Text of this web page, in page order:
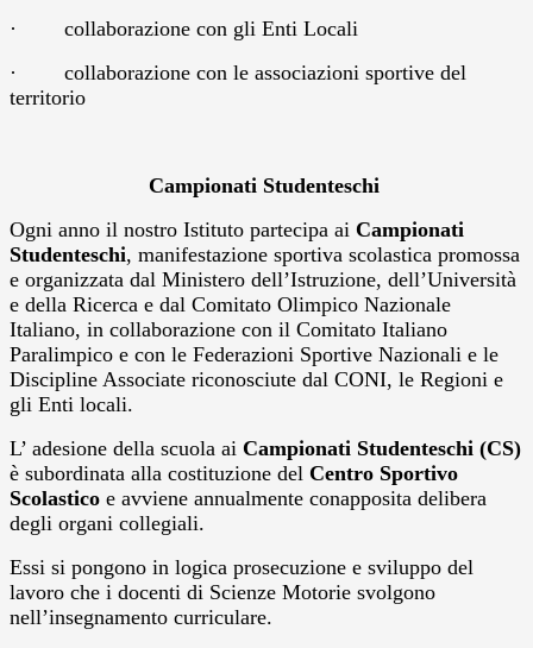
· collaborazione con gli Enti Locali
· collaborazione con le associazioni sportive del
territorio
Campionati Studenteschi
Ogni anno il nostro Istituto partecipa ai Campionati
Studenteschi, manifestazione sportiva scolastica promossa
e organizzata dal Ministero dell’Istruzione, dell’Università
e della Ricerca e dal Comitato Olimpico Nazionale
Italiano, in collaborazione con il Comitato Italiano
Paralimpico e con le Federazioni Sportive Nazionali e le
Discipline Associate riconosciute dal CONI, le Regioni e
gli Enti locali.
L’ adesione della scuola ai Campionati Studenteschi (CS)
è subordinata alla costituzione del Centro Sportivo
Scolastico e avviene annualmente conapposita delibera
degli organi collegiali.
Essi si pongono in logica prosecuzione e sviluppo del
lavoro che i docenti di Scienze Motorie svolgono
nell’insegnamento curriculare.